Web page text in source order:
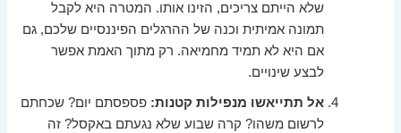
שלא הייתם צריכים, הזינו אותו. המטרה היא לקבל
תמונה אמיתית וכנה של ההרגלים הפיננסיים שלכם, גם
אם היא לא תמיד מחמיאה. רק מתוך האמת אפשר
לבצע שינויים.
אל תתייאשו מנפילות קטנות: פספסתם יום? שכחתם
לרשום משהו? קרה שבוע שלא נגעתם באקסל? זה